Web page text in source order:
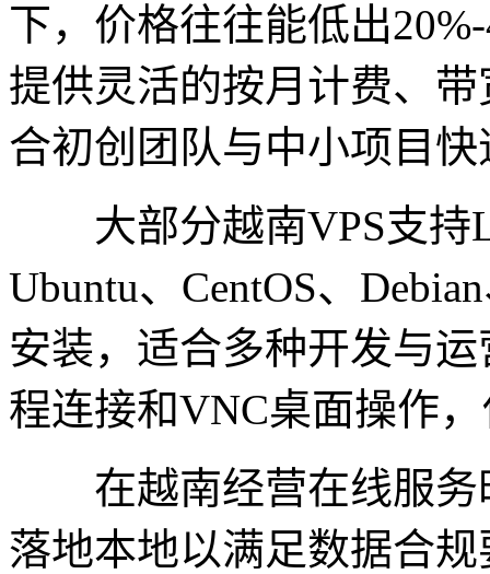
下，价格往往能低出
提供灵活的按月计费、
合初创团队与中小项目
大部分越南VPS支持
Ubuntu、CentOS、
安装，适合多种开发与
程连接和VNC桌面操作
在越南经营在线服务
落地本地以满足数据合